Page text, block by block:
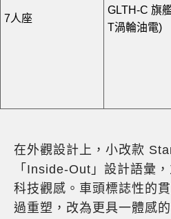
7人座
GLTH-C 旗
T渦輪油電)
在外觀設計上，小改款
「Inside-Out」設計語彙
科技觀感。車頭標誌性的
過重塑，改為更具一體感